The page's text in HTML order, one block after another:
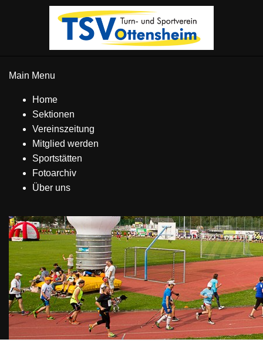
Main Menu
Home
Sektionen
Vereinszeitung
Mitglied werden
Sportstätten
Fotoarchiv
Über uns